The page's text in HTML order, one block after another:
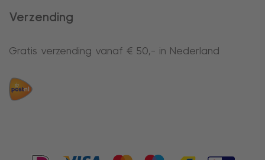
Verzending
Gratis verzending vanaf € 50,- in Nederland